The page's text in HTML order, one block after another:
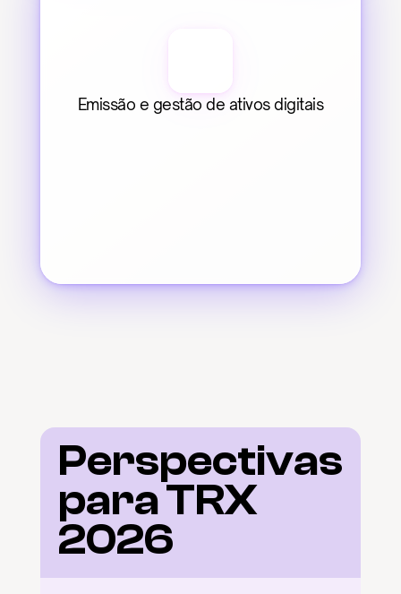
Emissão e gestão de ativos digitais
Perspectivas
para TRX
2026